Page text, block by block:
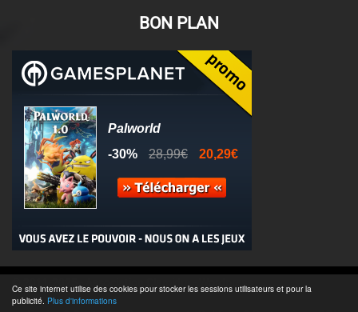
Ce site internet utilise des cookies pour stocker les sessions utilisateurs et pour la
publicité. Plus d'informations
BON PLAN